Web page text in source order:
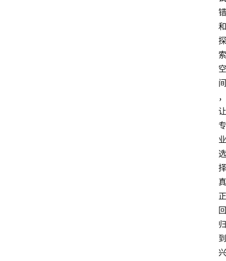
错
和
探
索
空
间
，
让
专
业
选
择
真
正
回
归
到
兴